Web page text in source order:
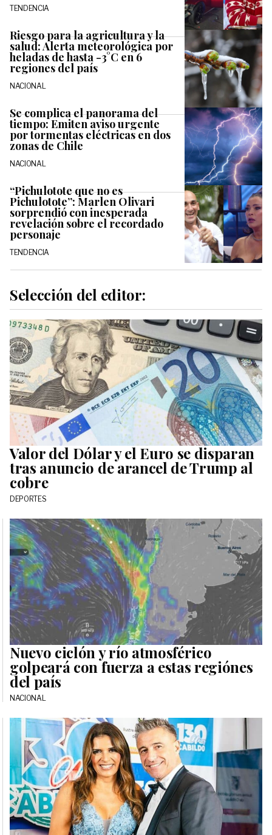
TENDENCIA
Riesgo para la agricultura y la
salud: Alerta meteorológica por
heladas de hasta -3°C en 6
regiones del país
NACIONAL
Se complica el panorama del
tiempo: Emiten aviso urgente
por tormentas eléctricas en dos
zonas de Chile
NACIONAL
“Pichulotote que no es
Pichulotote”: Marlen Olivari
sorprendió con inesperada
revelación sobre el recordado
personaje
TENDENCIA
Selección del editor:
Valor del Dólar y el Euro se disparan
tras anuncio de arancel de Trump al
cobre
DEPORTES
Nuevo ciclón y río atmosférico
golpeará con fuerza a estas regiónes
del país
NACIONAL